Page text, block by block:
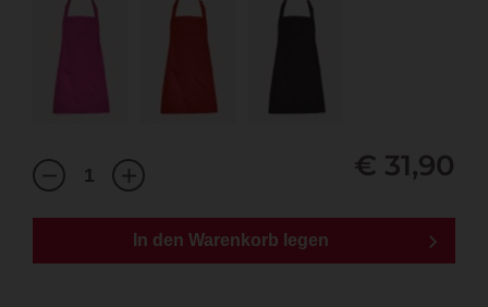
€ 31,90
In den Warenkorb legen